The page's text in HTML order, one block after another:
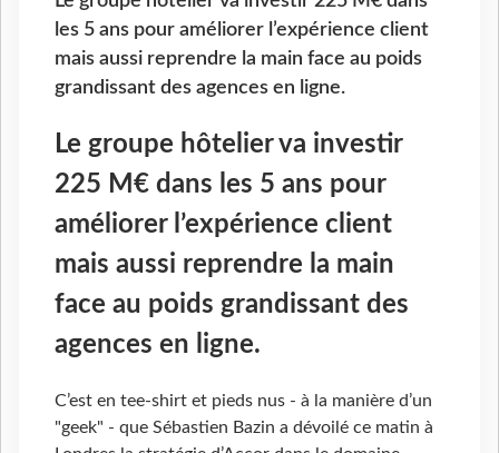
les 5 ans pour améliorer l’expérience client
mais aussi reprendre la main face au poids
grandissant des agences en ligne.
Le groupe hôtelier va investir
225 M€ dans les 5 ans pour
améliorer l’expérience client
mais aussi reprendre la main
face au poids grandissant des
agences en ligne.
C’est en tee-shirt et pieds nus - à la manière d’un
"geek" - que Sébastien Bazin a dévoilé ce matin à